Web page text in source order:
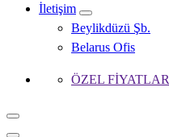
İletişim
Beylikdüzü Şb.
Belarus Ofis
ÖZEL FİYATLAR